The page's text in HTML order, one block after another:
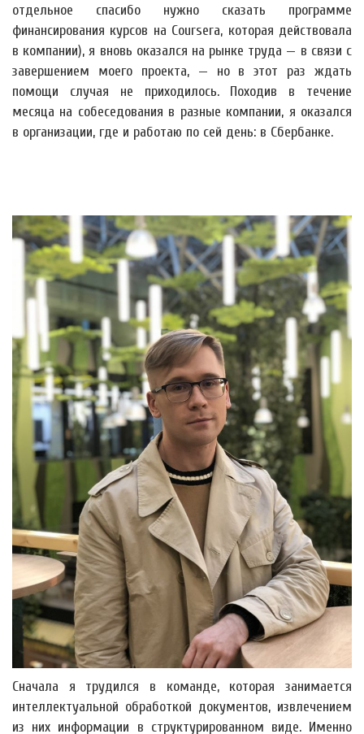
отдельное спасибо нужно сказать программе
финансирования курсов на Coursera, которая действовала
в компании), я вновь оказался на рынке труда — в связи с
завершением моего проекта, — но в этот раз ждать
помощи случая не приходилось. Походив в течение
месяца на собеседования в разные компании, я оказался
в организации, где и работаю по сей день: в Сбербанке.
Сначала я трудился в команде, которая занимается
интеллектуальной обработкой документов, извлечением
из них информации в структурированном виде. Именно